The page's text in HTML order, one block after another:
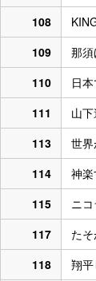
108
109
那
110
日
111
山
113
世界
114
神
115
ニ
117
た
118
翔